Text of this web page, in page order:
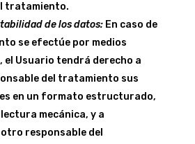
tratamiento.
de los datos:En caso de
se efectúe por medios
Usuario tendrá derecho a
del tratamiento sus
en un formato estructurado,
mecánica, y a
responsable del